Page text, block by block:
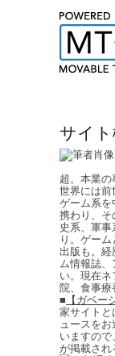
サイ
超。本業
世界には前
ゲーム系
携わり、
史系、軍
り。ゲー
出版も。
ム情報誌
い。現在
院、食事療
■ 【ガベー
家サイト
ュースを
いますの
が掲載され